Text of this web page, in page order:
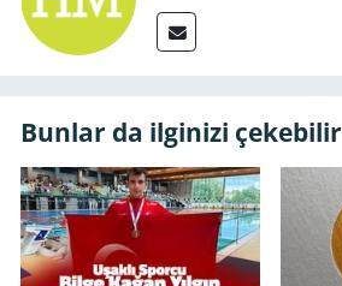
Bunlar da ilginizi çekebilir